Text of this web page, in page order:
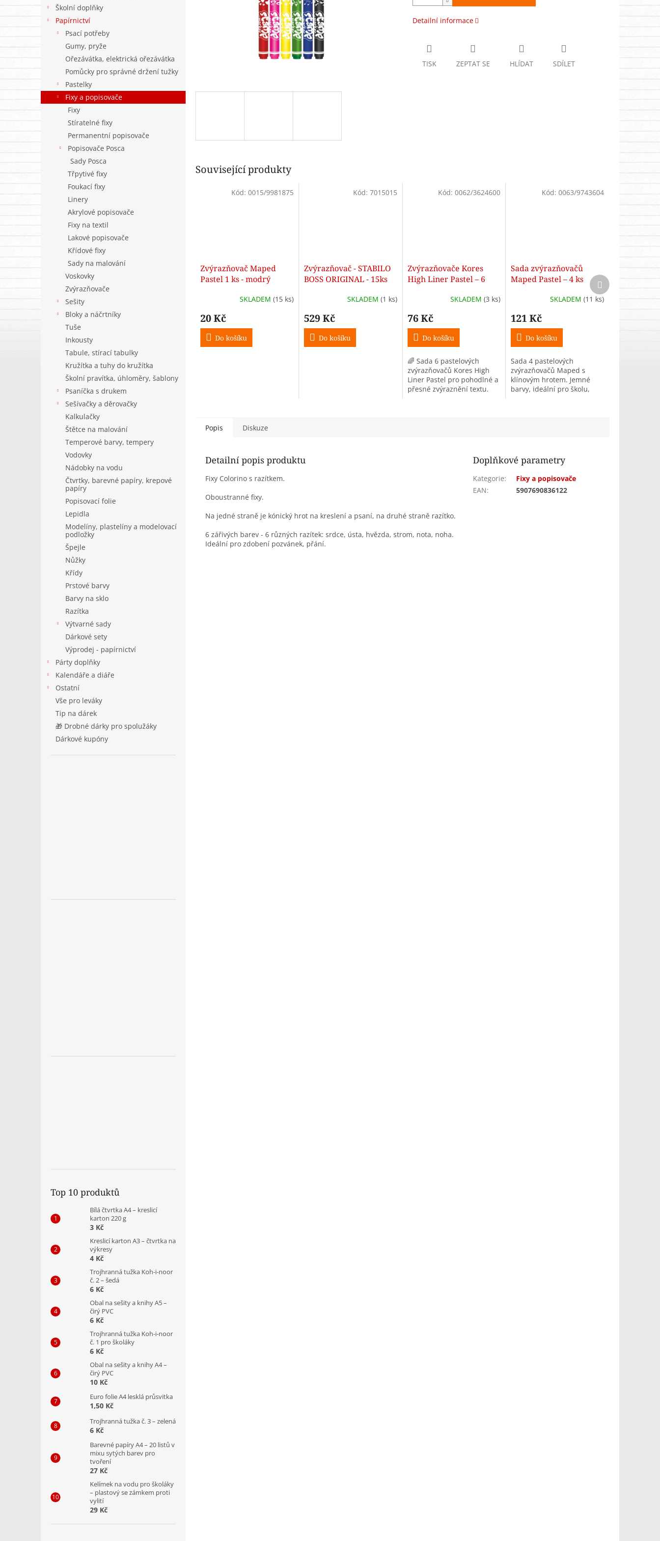
Školní doplňky
Papírnictví
Psací potřeby
Gumy, pryže
Ořezávátka, elektrická ořezávátka
Pomůcky pro správné držení tužky
Pastelky
Fixy a popisovače
Fixy
Stíratelné fixy
Permanentní popisovače
Popisovače Posca
Sady Posca
Třpytivé fixy
Foukací fixy
Linery
Akrylové popisovače
Fixy na textil
Lakové popisovače
Křídové fixy
Sady na malování
Voskovky
Zvýrazňovače
Sešity
Bloky a náčrtníky
Tuše
Inkousty
Tabule, stírací tabulky
Kružítka a tuhy do kružítka
Školní pravítka, úhloměry, šablony
Psaníčka s drukem
Sešívačky a děrovačky
Kalkulačky
Štětce na malování
Temperové barvy, tempery
Vodovky
Nádobky na vodu
Čtvrtky, barevné papíry, krepové
papíry
Popisovací folie
Lepidla
Modelíny, plastelíny a modelovací
podložky
Špejle
Nůžky
Křídy
Prstové barvy
Barvy na sklo
Razítka
Výtvarné sady
Dárkové sety
Výprodej - papírnictví
Párty doplňky
Kalendáře a diáře
Ostatní
Vše pro leváky
Tip na dárek
🎁 Drobné dárky pro spolužáky
Dárkové kupóny
Top 10 produktů
Bílá čtvrtka A4 – kreslicí
karton 220 g
3 Kč
Kreslicí karton A3 – čtvrtka na
výkresy
4 Kč
Trojhranná tužka Koh-i-noor
č. 2 – šedá
6 Kč
Obal na sešity a knihy A5 –
čirý PVC
6 Kč
Trojhranná tužka Koh-i-noor
č. 1 pro školáky
6 Kč
Obal na sešity a knihy A4 –
čirý PVC
10 Kč
Euro folie A4 lesklá průsvitka
1,50 Kč
Trojhranná tužka č. 3 – zelená
6 Kč
Barevné papíry A4 – 20 listů v
mixu sytých barev pro
tvoření
27 Kč
Kelímek na vodu pro školáky
– plastový se zámkem proti
vylití
29 Kč
Detailní informace
TISK ZEPTAT SE HLÍDAT SDÍLET
Související produkty
Zvýrazňovač Maped
Pastel 1 ks - modrý
SKLADEM (15 ks)
20 Kč
Do košíku
Kód: 0015/9981875
Zvýrazňovač - STABILO
BOSS ORIGINAL - 15ks
SKLADEM (1 ks)
529 Kč
Do košíku
Kód: 7015015
Zvýrazňovače Kores
High Liner Pastel – 6
zvýrazňovačeSKLADEM(3 ks)
76 Kč
Do košíku
🌈 Sada 6 pastelových
zvýrazňovačů Kores High
Liner Pastel pro pohodlné a
přesné zvýraznění textu.
Kód:0062/3624600
Sada zvýrazňovačů
Maped Pastel – 4 ks
SKLADEM (11 ks)
121 Kč
Do košíku
Sada 4 pastelových
zvýrazňovačů Maped s
klínovým hrotem. Jemné
barvy, ideální pro školu,
Kód: 0063/9743604
Další
produkt
Popis Diskuze
Detailní popis produktu
Fixy Colorino s razítkem.
Oboustranné fixy.
Na jedné straně je kónický hrot na kreslení a psaní, na druhé straně razítko.
6 zářivých barev - 6 různých razítek: srdce, ústa, hvězda, strom, nota, noha.
Ideální pro zdobení pozvánek, přání.
Doplňkové parametry
Kategorie:
Fixy a popisovače
EAN: 5907690836122